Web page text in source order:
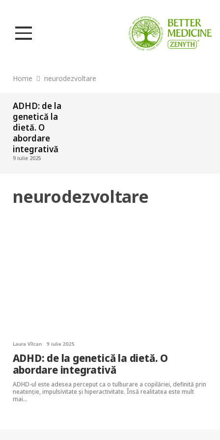
Home neurodezvoltare
ADHD: de la
genetică la
dietă. O
abordare
integrativă
9 iulie 2025
neurodezvoltare
Laura Vîlcan 9 iulie 2025
ADHD: de la genetică la dietă. O
abordare integrativă
ADHD-ul este adesea perceput ca o tulburare a copilăriei, definită prin
neatenție, impulsivitate și hiperactivitate. Însă realitatea este mult
mai…